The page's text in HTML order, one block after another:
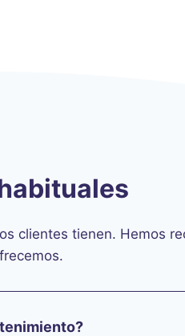
clientes tienen. Hemos